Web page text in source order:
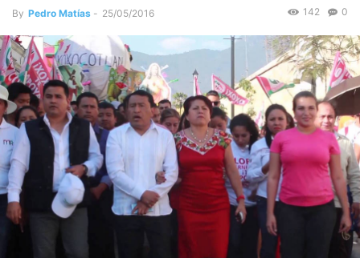
By Pedro Matías - 25/05/2016 0
142